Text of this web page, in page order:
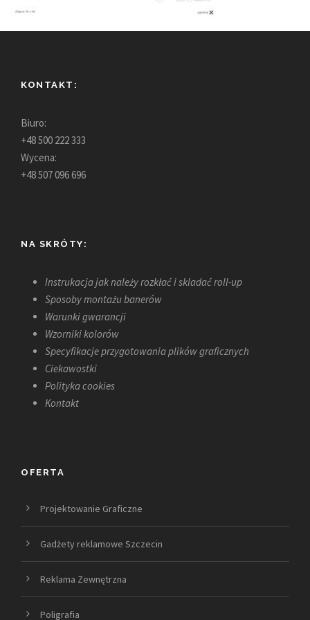
KONTAKT:
Biuro:
+48 500 222 333
Wycena:
+48 507 096 696
NA SKRÓTY:
Instrukacja jak należy rozkłać i skladać roll-up
Sposoby montażu banerów
Warunki gwarancji
Wzorniki kolorów
Specyfikacje przygotowania plików graficznych
Ciekawostki
Polityka cookies
Kontakt
OFERTA
Projektowanie Graficzne
Gadżety reklamowe Szczecin
Reklama Zewnętrzna
Poligrafia